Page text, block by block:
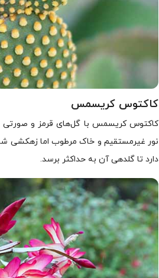
کاکتوس کریسمس
کاکتوس کریسمس با گل‌های قرمز و صورتی
نور غیرمستقیم و خاک مرطوب اما زهکشی‌
دارد تا گلدهی آن به حداکثر برسد.